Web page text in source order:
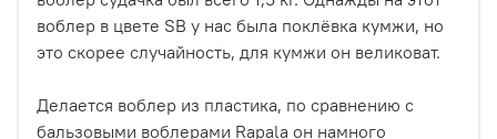
воблер в цвете SB у нас была поклёвка кумжи, но
это скорее случайность, для кумжи он великоват.
Делается воблер из пластика, по сравнению с
бальзовыми воблерами Rapala он намного